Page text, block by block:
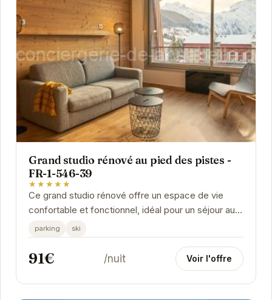
Grand studio rénové au pied des pistes -
FR-1-546-39
★★★★★
Ce grand studio rénové offre un espace de vie
confortable et fonctionnel, idéal pour un séjour au
ski réussi. Profitez d'une cuisine équipée,...
parking ski
91€ /nuit Voir l'offre